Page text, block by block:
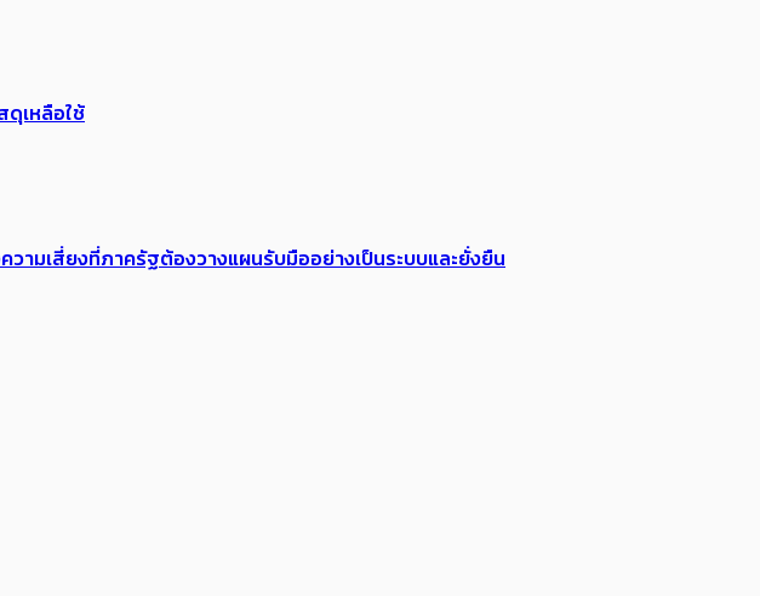
ดุเหลือใช้
ามเสี่ยงที่ภาครัฐต้องวางแผนรับมืออย่างเป็นระบบและยั่งยืน